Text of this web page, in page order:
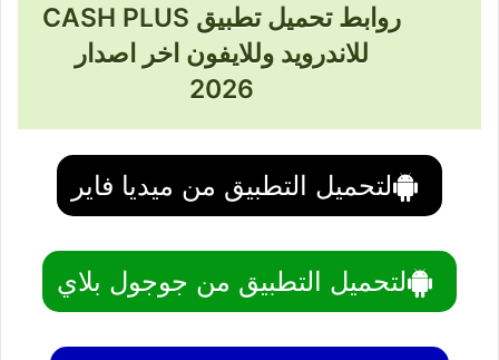
روابط تحميل تطبيق CASH PLUS
للاندرويد وللايفون اخر اصدار
2026
لتحميل التطبيق من ميديا فاير
لتحميل التطبيق من جوجول بلاي